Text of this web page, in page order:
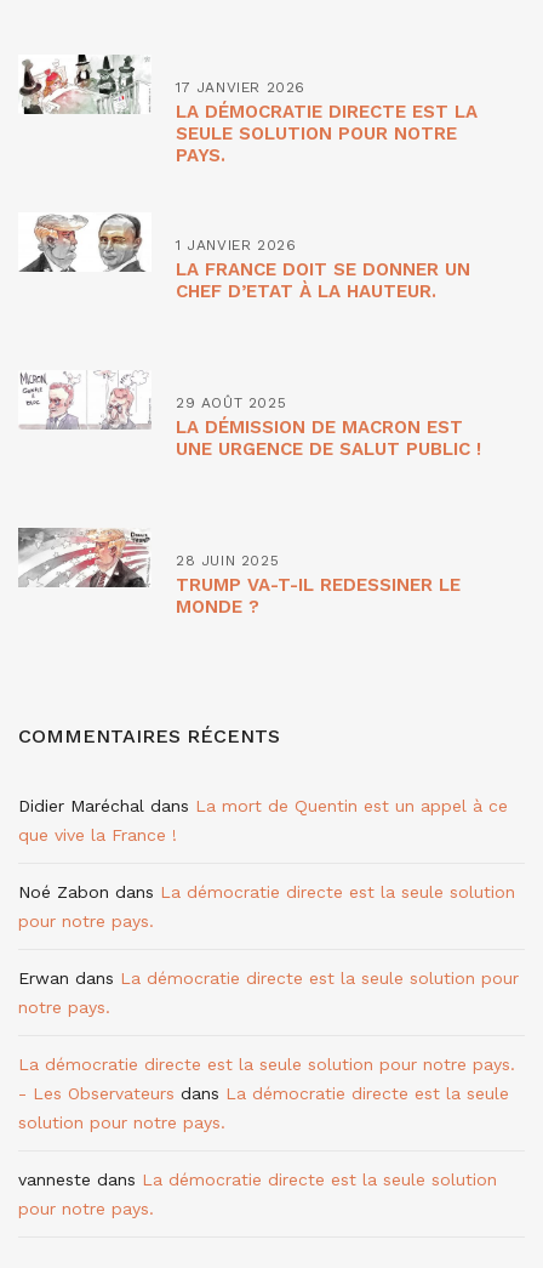
17 JANVIER 2026
LA DÉMOCRATIE DIRECTE EST LA
SEULE SOLUTION POUR NOTRE
PAYS.
1 JANVIER 2026
LA FRANCE DOIT SE DONNER UN
CHEF D’ETAT À LA HAUTEUR.
29 AOÛT 2025
LA DÉMISSION DE MACRON EST
UNE URGENCE DE SALUT PUBLIC !
28 JUIN 2025
TRUMP VA-T-IL REDESSINER LE
MONDE ?
COMMENTAIRES RÉCENTS
Didier Maréchal dans La mort de Quentin est un appel à ce
que vive la France !
Noé Zabon dans La démocratie directe est la seule solution
pour notre pays.
Erwan dans La démocratie directe est la seule solution pour
notre pays.
La démocratie directe est la seule solution pour notre pays.
- Les Observateurs dans La démocratie directe est la seule
solution pour notre pays.
vanneste dans La démocratie directe est la seule solution
pour notre pays.